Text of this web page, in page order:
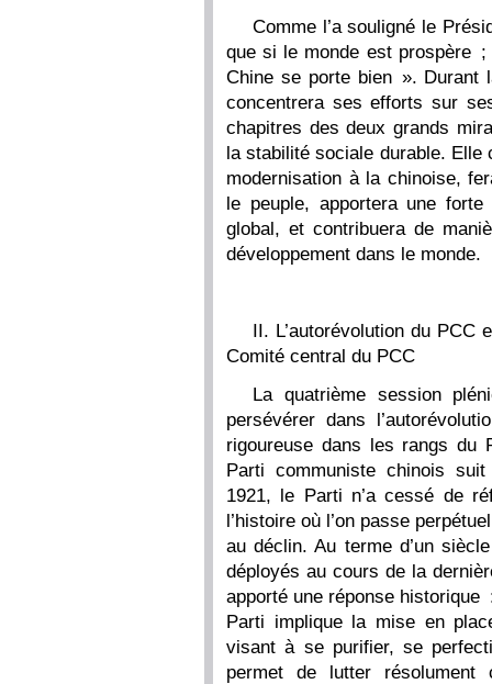
Comme l’a souligné le
que si le monde est prospère
Chine se porte bien ». Durant
concentrera ses efforts sur
chapitres des deux grands
la stabilité sociale durable. Elle
modernisation à la chinoise,
le peuple, apportera une
global, et contribuera de
développement dans le monde.
II. L’autorévolution du PCC
Comité central du PCC
La quatrième session
persévérer dans
rigoureuse dans les rangs du
Parti communiste chinois
1921, le Parti n’a cessé de
l’histoire où l’on passe
au déclin. Au terme d’un
déployés au cours de la
apporté une réponse historique
Parti implique la mise en
visant à se purifier, se
permet de lutter résolument